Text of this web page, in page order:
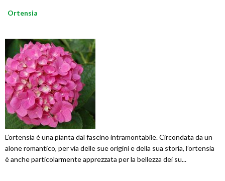
Ortensia
L’ortensia è una pianta dal fascino intramontabile. Circondata da un
alone romantico, per via delle sue origini e della sua storia, l’ortensia
è anche particolarmente apprezzata per la bellezza dei su...